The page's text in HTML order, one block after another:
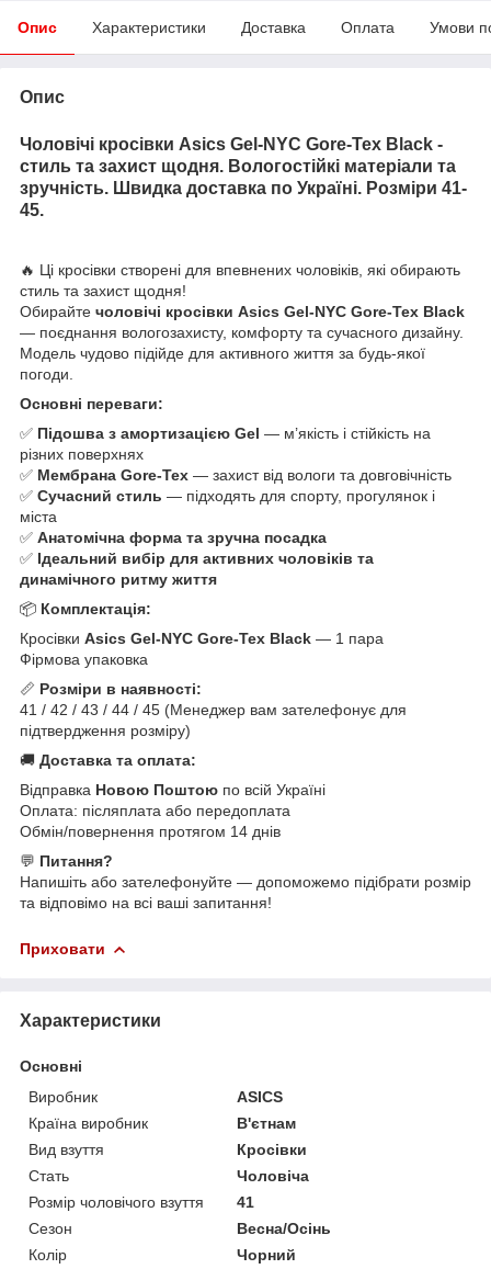
Опис Характеристики Доставка Оплата Умови
Опис
Чоловічі кросівки Asics Gel-NYC Gore-Tex Black -
стиль та захист щодня. Вологостійкі матеріали та
зручність. Швидка доставка по Україні. Розміри 41-
45.
🔥 Ці кросівки створені для впевнених чоловіків, які обирають
стиль та захист щодня!
Обирайте чоловічі кросівки Asics Gel-NYC Gore-Tex Black
— поєднання вологозахисту, комфорту та сучасного дизайну.
Модель чудово підійде для активного життя за будь-якої
погоди.
Основні переваги:
✅ Підошва з амортизацією Gel — м’якість і стійкість на
різних поверхнях
✅ Мембрана Gore-Tex — захист від вологи та довговічність
✅ Сучасний стиль — підходять для спорту, прогулянок і
міста
✅ Анатомічна форма та зручна посадка
✅ Ідеальний вибір для активних чоловіків та
динамічного ритму життя
📦 Комплектація:
Кросівки Asics Gel-NYC Gore-Tex Black — 1 пара
Фірмова упаковка
📏 Розміри в наявності:
41 / 42 / 43 / 44 / 45 (Менеджер вам зателефонує для
підтвердження розміру)
🚚 Доставка та оплата:
Відправка Новою Поштою по всій Україні
Оплата: післяплата або передоплата
Обмін/повернення протягом 14 днів
💬 Питання?
Напишіть або зателефонуйте — допоможемо підібрати розмір
та відповімо на всі ваші запитання!
Приховати
Характеристики
Основні
Виробник
ASICS
Країна виробник
В'єтнам
Вид взуття
Кросівки
Стать
Чоловіча
Розмір чоловічого взуття
41
Сезон
Весна/Осінь
Колір
Чорний